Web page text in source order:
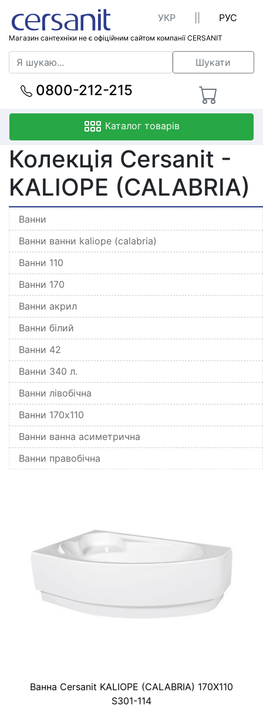
Магазин сантехніки не є офіційним сайтом компанії CERSANIT
УКР РУС
Шукати
0800-212-215
Каталог товарів
Колекція Cersanit -
KALIOPE (CALABRIA)
Ванни
Ванни ванни kaliope (calabria)
Ванни 110
Ванни 170
Ванни акрил
Ванни білий
Ванни 42
Ванни 340 л.
Ванни лівобічна
Ванни 170x110
Ванни ванна асиметрична
Ванни правобічна
Ванна Cersanit KALIOPE (CALABRIA) 170X110
S301-114